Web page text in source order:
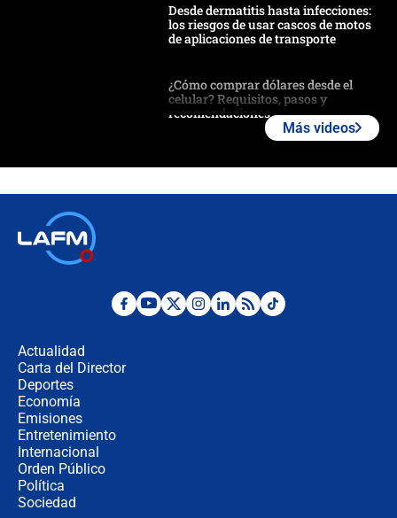
Desde dermatitis hasta infecciones:
los riesgos de usar cascos de motos
de aplicaciones de transporte
¿Cómo comprar dólares desde el
celular? Requisitos, pasos y
recomendaciones
Álvaro Uribe asistirá a la posesión y
Más videos
Actualidad
Carta del Director
Deportes
Economía
Emisiones
Entretenimiento
Internacional
Orden Público
Política
Sociedad